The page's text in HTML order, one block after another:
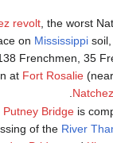
revolt , the worst
on Mississippi
Frenchmen, 35
at Fort Rosalie
Putney Bridge is
of the River